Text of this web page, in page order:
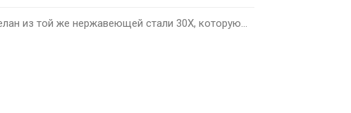
из той же нержавеющей стали 30Х, которую...